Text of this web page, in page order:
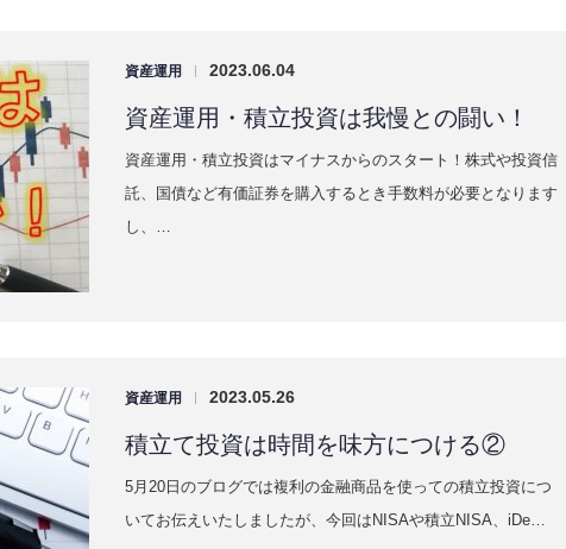
資産運用 | 2023.06.04
資産運用・積立投資は我慢との闘い！
資産運用・積立投資はマイナスからのスタート！株式や投資信
託、国債など有価証券を購入するとき手数料が必要となります
し、…
資産運用 | 2023.05.26
積立て投資は時間を味方につける②
5月20日のブログでは複利の金融商品を使っての積立投資につ
いてお伝えいたしましたが、今回はNISAや積立NISA、iDe…